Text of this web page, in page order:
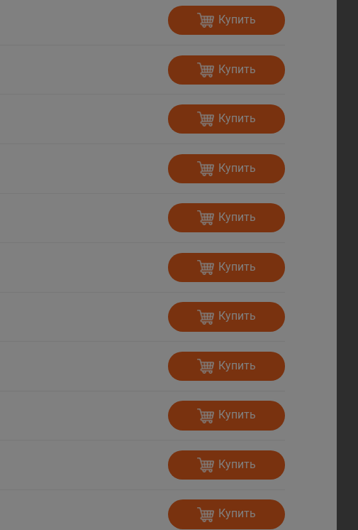
Купить
Купить
Купить
Купить
Купить
Купить
Купить
Купить
Купить
Купить
Купить